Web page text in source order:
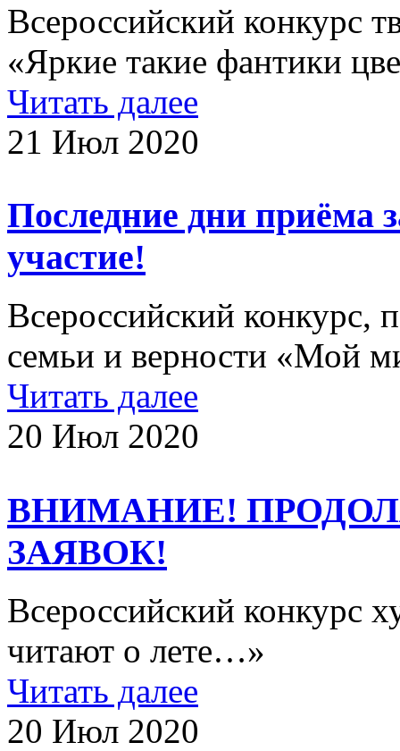
Всероссийский конкурс
«Яркие такие фантики
Читать далее
21 Июл 2020
Последние дни приёма
участие!
Всероссийский
семьи и верности
Читать далее
20 Июл 2020
ВНИМАНИЕ!
ЗАЯВОК!
Всероссийский конкурс
читают о лете…»
Читать далее
20 Июл 2020